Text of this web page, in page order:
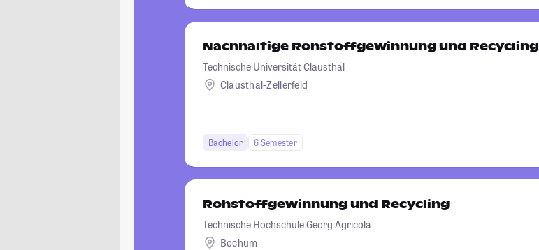
Nachhaltige Rohstoffgewinnung und Recycling
Technische Universität Clausthal
Clausthal-Zellerfeld
Bachelor 6 Semester
Rohstoffgewinnung und Recycling
Technische Hochschule Georg Agricola
Bochum